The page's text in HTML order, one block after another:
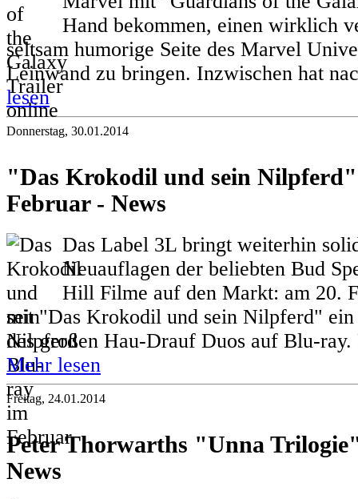
Hand bekommen, einen wirklich
seltsam humorige Seite des Marvel
Leinwand zu bringen. Inzwischen hat
lesen
Donnerstag, 30.01.2014
"Das Krokodil und sein
Februar - News
Das Label 3L bringt weiterhin
Neuauflagen der beliebten Bud
Hill Filme auf den Markt: am 20.
mit "Das Krokodil und sein Nilpferd"
des großen Hau-Drauf Duos auf Blu-ray.
Mehr lesen
Freitag, 24.01.2014
Peter Thorwarths "Unna
News